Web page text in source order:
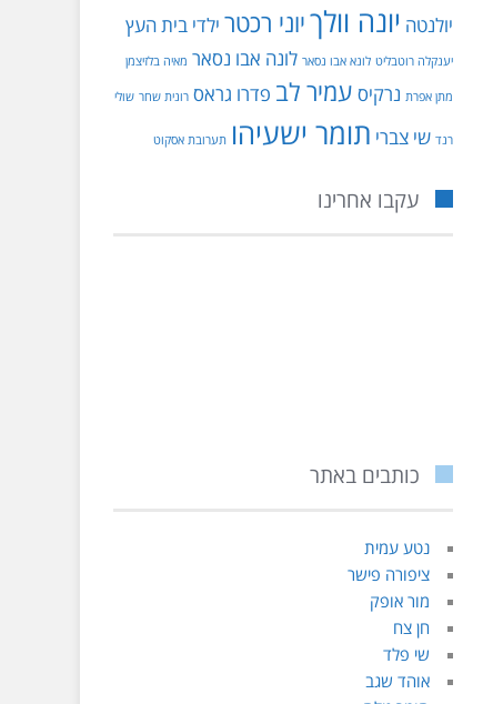
יולנטה יונה וולךיוני רכטר ילדי בית העץ
יענקלה רוטבליט לונא אבו נסאר לונה אבו נסאר מאיה בלזיצמן
מתן אפרת נרקיס עמיר לב פדרו גראס רונית שחר שולי
רנד שי צברי תומר ישעיהו תערובת אסקוט
עקבו אחרינו
כותבים באתר
נטע עמית
ציפורה פישר
מור אופק
חן צח
שי פלד
אוהד שגב